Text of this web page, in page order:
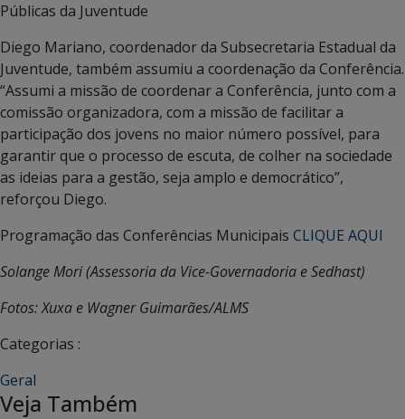
Públicas da Juventude
Diego Mariano, coordenador da Subsecretaria Estadual da
Juventude, também assumiu a coordenação da Conferência.
“Assumi a missão de coordenar a Conferência, junto com a
comissão organizadora, com a missão de facilitar a
participação dos jovens no maior número possível, para
garantir que o processo de escuta, de colher na sociedade
as ideias para a gestão, seja amplo e democrático”,
reforçou Diego.
Programação das Conferências Municipais CLIQUE AQUI
Solange Mori (Assessoria da Vice-Governadoria e Sedhast)
Fotos: Xuxa e Wagner Guimarães/ALMS
Categorias :
Geral
Veja Também